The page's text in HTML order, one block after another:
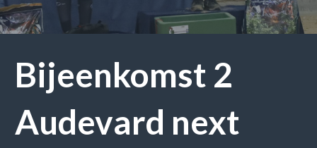
Bijeenkomst 2
Audevard next